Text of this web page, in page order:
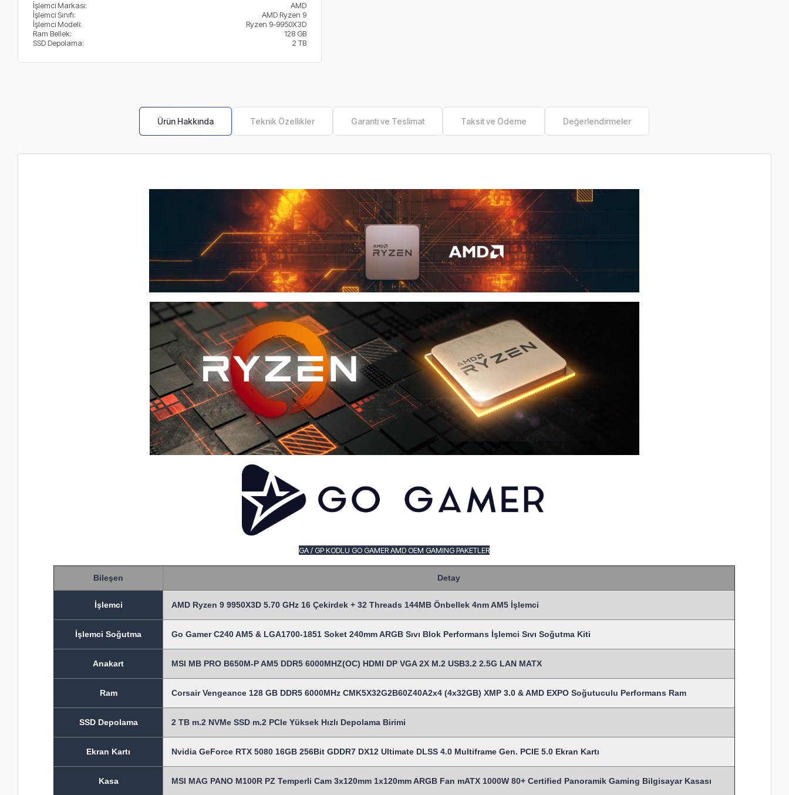
İşlemci Markası:
AMD
İşlemci Sınıfı:
AMD Ryzen 9
İşlemci Modeli:
Ryzen 9-9950X3D
Ram Bellek:
128 GB
SSD Depolama:
2 TB
Ürün Hakkında Teknik Özellikler Garanti ve Teslimat Taksit ve Ödeme Değerlendirmeler
GA / GP KODLU GO GAMER AMD OEM GAMING PAKETLER
Bileşen Detay
İşlemci AMD Ryzen 9 9950X3D 5.70 GHz 16 Çekirdek + 32 Threads 144MB Önbellek 4nm AM5 İşlemci
İşlemci Soğutma Go Gamer C240 AM5 & LGA1700-1851 Soket 240mm ARGB Sıvı Blok Performans İşlemci Sıvı Soğutma Kiti
Anakart MSI MB PRO B650M-P AM5 DDR5 6000MHZ(OC) HDMI DP VGA 2X M.2 USB3.2 2.5G LAN MATX
Ram Corsair Vengeance 128 GB DDR5 6000MHz CMK5X32G2B60Z40A2x4 (4x32GB) XMP 3.0 & AMD EXPO Soğutuculu Performans Ram
SSD Depolama 2 TB m.2 NVMe SSD m.2 PCIe Yüksek Hızlı Depolama Birimi
Ekran Kartı Nvidia GeForce RTX 5080 16GB 256Bit GDDR7 DX12 Ultimate DLSS 4.0 Multiframe Gen. PCIE 5.0 Ekran Kartı
Kasa MSI MAG PANO M100R PZ Temperli Cam 3x120mm 1x120mm ARGB Fan mATX 1000W 80+ Certified Panoramik Gaming Bilgisayar Kasası